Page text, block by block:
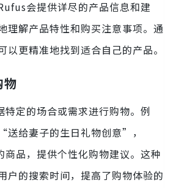
会提供详尽的产品信息和建
理解产品特性和购买注意事项。通
以更精准地找到适合自己的产品。
物
定的场合或需求进行购物。例
给妻子的生日礼物创意”，
品，提供个性化购物建议。这种
户的搜索时间，提高了购物体验的